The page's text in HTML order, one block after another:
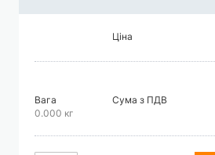
Ціна
Вага
0.000 кг
Сума з ПДВ